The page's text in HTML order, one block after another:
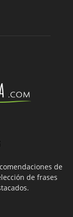
de
de frases